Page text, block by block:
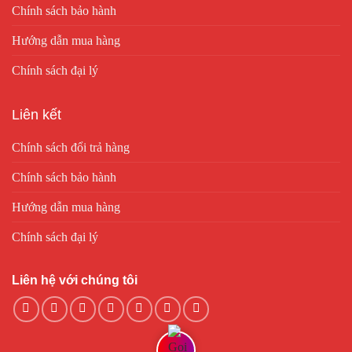
Chính sách bảo hành
Hướng dẫn mua hàng
Chính sách đại lý
Liên kết
Chính sách đổi trả hàng
Chính sách bảo hành
Hướng dẫn mua hàng
Chính sách đại lý
Liên hệ với chúng tôi